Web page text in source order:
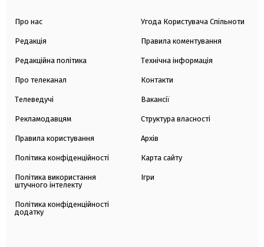
Про нас
Редакція
Редакційна політика
Про телеканал
Телеведучі
Рекламодавцям
Правила користування
Політика конфіденційності
Політика використання
штучного інтелекту
Політика конфіденційності
додатку
Угода Користувача Спільноти
Правила коментування
Технічна інформація
Контакти
Вакансії
Структура власності
Архів
Карта сайту
Ігри